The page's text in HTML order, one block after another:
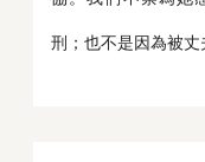
刑；也不是因為被丈